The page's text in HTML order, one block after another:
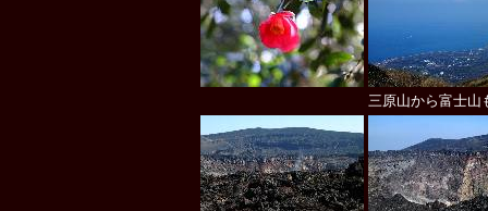
三原山から富士山